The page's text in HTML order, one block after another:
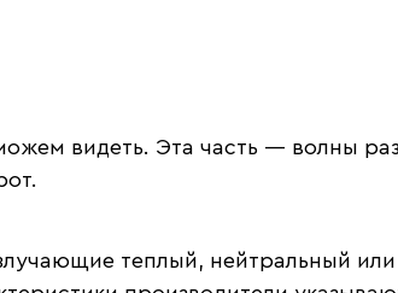
видеть. Эта часть — волны
теплый, нейтральный